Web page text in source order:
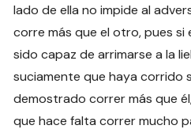
lado de ella no impide al
corre más que el otro, pues
sido capaz de arrimarse a la
suciamente que haya corrido
demostrado correr más que
que hace falta correr mucho